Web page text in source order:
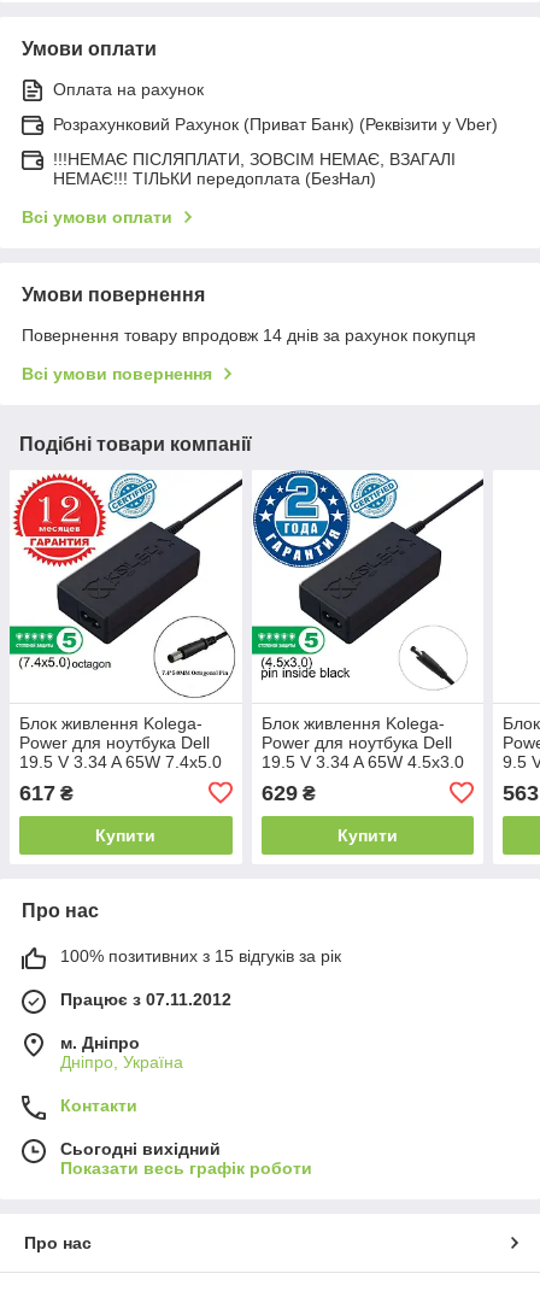
Умови оплати
Оплата на рахунок
Розрахунковий Рахунок (Приват Банк) (Реквізити у Vber)
!!!НЕМАЄ ПІСЛЯПЛАТИ, ЗОВСІМ НЕМАЄ, ВЗАГАЛІ
НЕМАЄ!!! ТІЛЬКИ передоплата (БезНал)
Всі умови оплати
Умови повернення
Повернення товару впродовж 14 днів за рахунок покупця
Всі умови повернення
Подібні товари компанії
Блок живлення Kolega-
Power для ноутбука Dell
19.5 V 3.34 A 65W 7.4x5.0
(octagon) (Гарантія 12 міс)
617 ₴
Купити
Блок живлення Kolega-
Power для ноутбука Dell
19.5 V 3.34 A 65W 4.5x3.0
629₴
Купити
9.5
563
Про нас
100% позитивних з 15 відгуків за рік
Працює з 07.11.2012
м. Дніпро
Дніпро, Україна
Контакти
Сьогодні вихідний
Показати весь графік роботи
Про нас